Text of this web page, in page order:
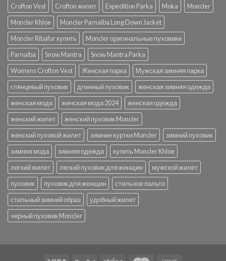
Comfort
Explained
Crofton Vest
Crofton жилет Expedition Parka Moka
Moncler
Moncler Khloe
Moncler Parnaiba Long Down Jacket
Moncler Ribafur купить
Moncler оригинальные пуховики
Parnaiba
Snow Mantra
Snow Mantra Parka
Womens Crofton Vest
Женская парка
Мужская зимняя парка
глянцевый пуховик
длинный пуховик
женская зимняя одежда
женская мода
женская мода 2024
женская одежда
женский жилет
женский пуховик Moncler
женский пуховой жилет
зимние куртки Moncler
зимний пуховик
зимняя мода
зимняя одежда
купить Moncler Khloe
легкий жилет
легкий пуховик для женщин
мужской жилет
пуховик
пуховик для женщин
стильное пальто
стильный зимний образ
удобный жилет
черный пуховик Moncler